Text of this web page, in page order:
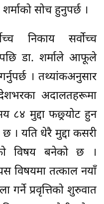
सोच हुनुपर्छ ।
निकाय सर्वोच्च
डा. शर्माले आफूले
। तथ्यांकअनुसार
अदालतहरूमा
मुद्दा फछ्र्योट हुन
। यति धेरै मुद्दा कसरी
विषय बनेको छ ।
विषयमा तत्काल नयाँ
गर्ने प्रवृत्तिको शुरुवात